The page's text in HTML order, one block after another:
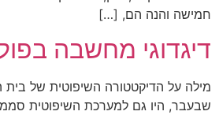
חמישה והנה הם, […]
דיגדוגי מחשבה
מילה על הדיקטטורה השיפוטית של בית
שבעבר, היו גם למערכת השיפוטית